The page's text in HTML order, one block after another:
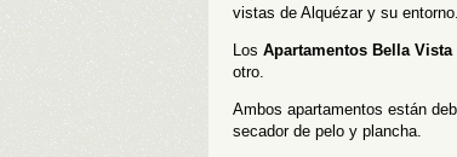
vistas de Alquézar y su entorno.
Los Apartamentos Bella Vista
otro.
Ambos apartamentos están
secador de pelo y plancha.